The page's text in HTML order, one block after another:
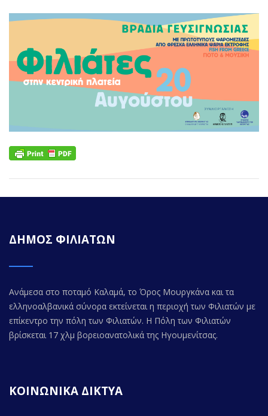
ΔΗΜΟΣ ΦΙΛΙΑΤΩΝ
Ανάμεσα στο ποταμό Καλαμά, το Όρος Μουργκάνα και τα
ελληνοαλβανικά σύνορα εκτείνεται η περιοχή των Φιλιατών με
επίκεντρο την πόλη των Φιλιατών. Η Πόλη των Φιλιατών
βρίσκεται 17 χλμ βορειοανατολικά της Ηγουμενίτσας.
ΚΟΙΝΩΝΙΚΑ ΔΙΚΤΥΑ